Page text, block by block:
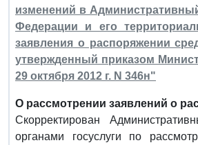
изменений в
Федерации и его
заявления о распоряжении
утвержденный приказом
29 октября 2012 г. N 346н"
О рассмотрении заявлений о
Скорректирован
органами госуслуги по